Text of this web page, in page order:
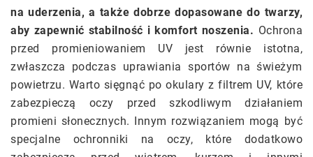
na uderzenia, a także dobrze dopasowane do twarzy,
aby zapewnić stabilność i komfort noszenia. Ochrona
przed promieniowaniem UV jest równie istotna,
zwłaszcza podczas uprawiania sportów na świeżym
powietrzu. Warto sięgnąć po okulary z filtrem UV, które
zabezpieczą oczy przed szkodliwym działaniem
promieni słonecznych. Innym rozwiązaniem mogą być
specjalne ochronniki na oczy, które dodatkowo